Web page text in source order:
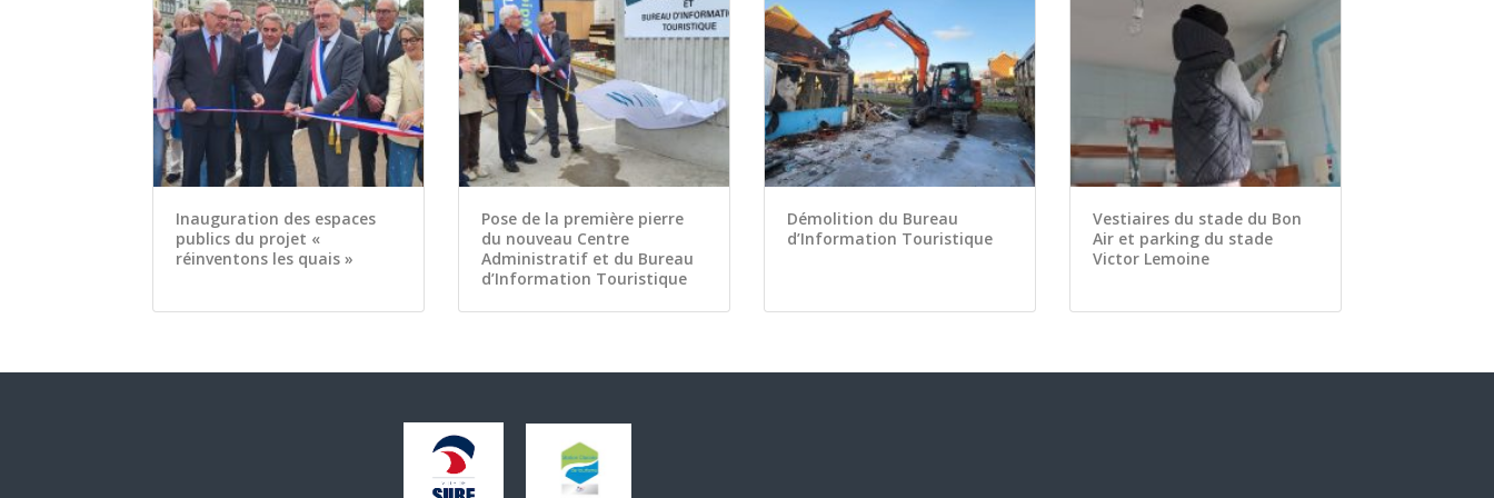
Inauguration des espaces
publics du projet «
réinventons les quais »
Pose de la première pierre
du nouveau Centre
Administratif et du Bureau
d’Information Touristique
Démolition du Bureau
d’Information Touristique
Vestiaires du stade du Bon
Air et parking du stade
Victor Lemoine